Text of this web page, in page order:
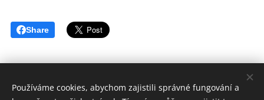
Share
VAŘENÍ JE VÁŠEŇ" catering jak ho neznáte Všechna práva
Používáme cookies, abychom zajistili správné fungování a